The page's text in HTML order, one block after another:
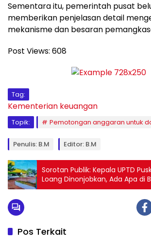
Sementara itu, pemerintah pusat
memberikan penjelasan detail
mekanisme dan besaran
Post Views: 608
Tag:
Kementerian keuangan
Topik: Pemotongan anggaran untuk
Penulis: B.M Editor: B.M
Sorotan Publik: Kepala UPTD
Loang Dinonjobkan, Ada Apa di
Keputusan Bupati Lembata?”
Pos Terkait